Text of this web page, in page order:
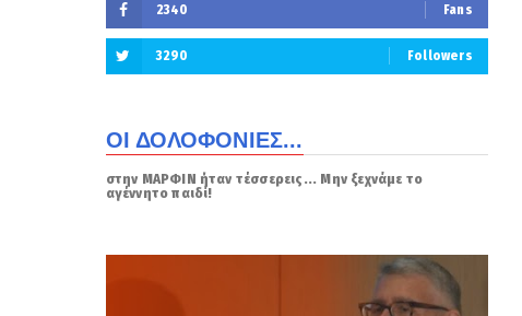
2340 Fans
3290 Followers
ΟΙ ΔΟΛΟΦΟΝΙΕΣ...
στην ΜΑΡΦΙΝ ήταν τέσσερεις... Μην ξεχνάμε το
αγέννητο παιδί!